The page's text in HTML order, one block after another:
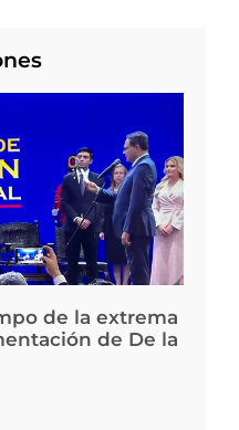
de la extrema
de De la